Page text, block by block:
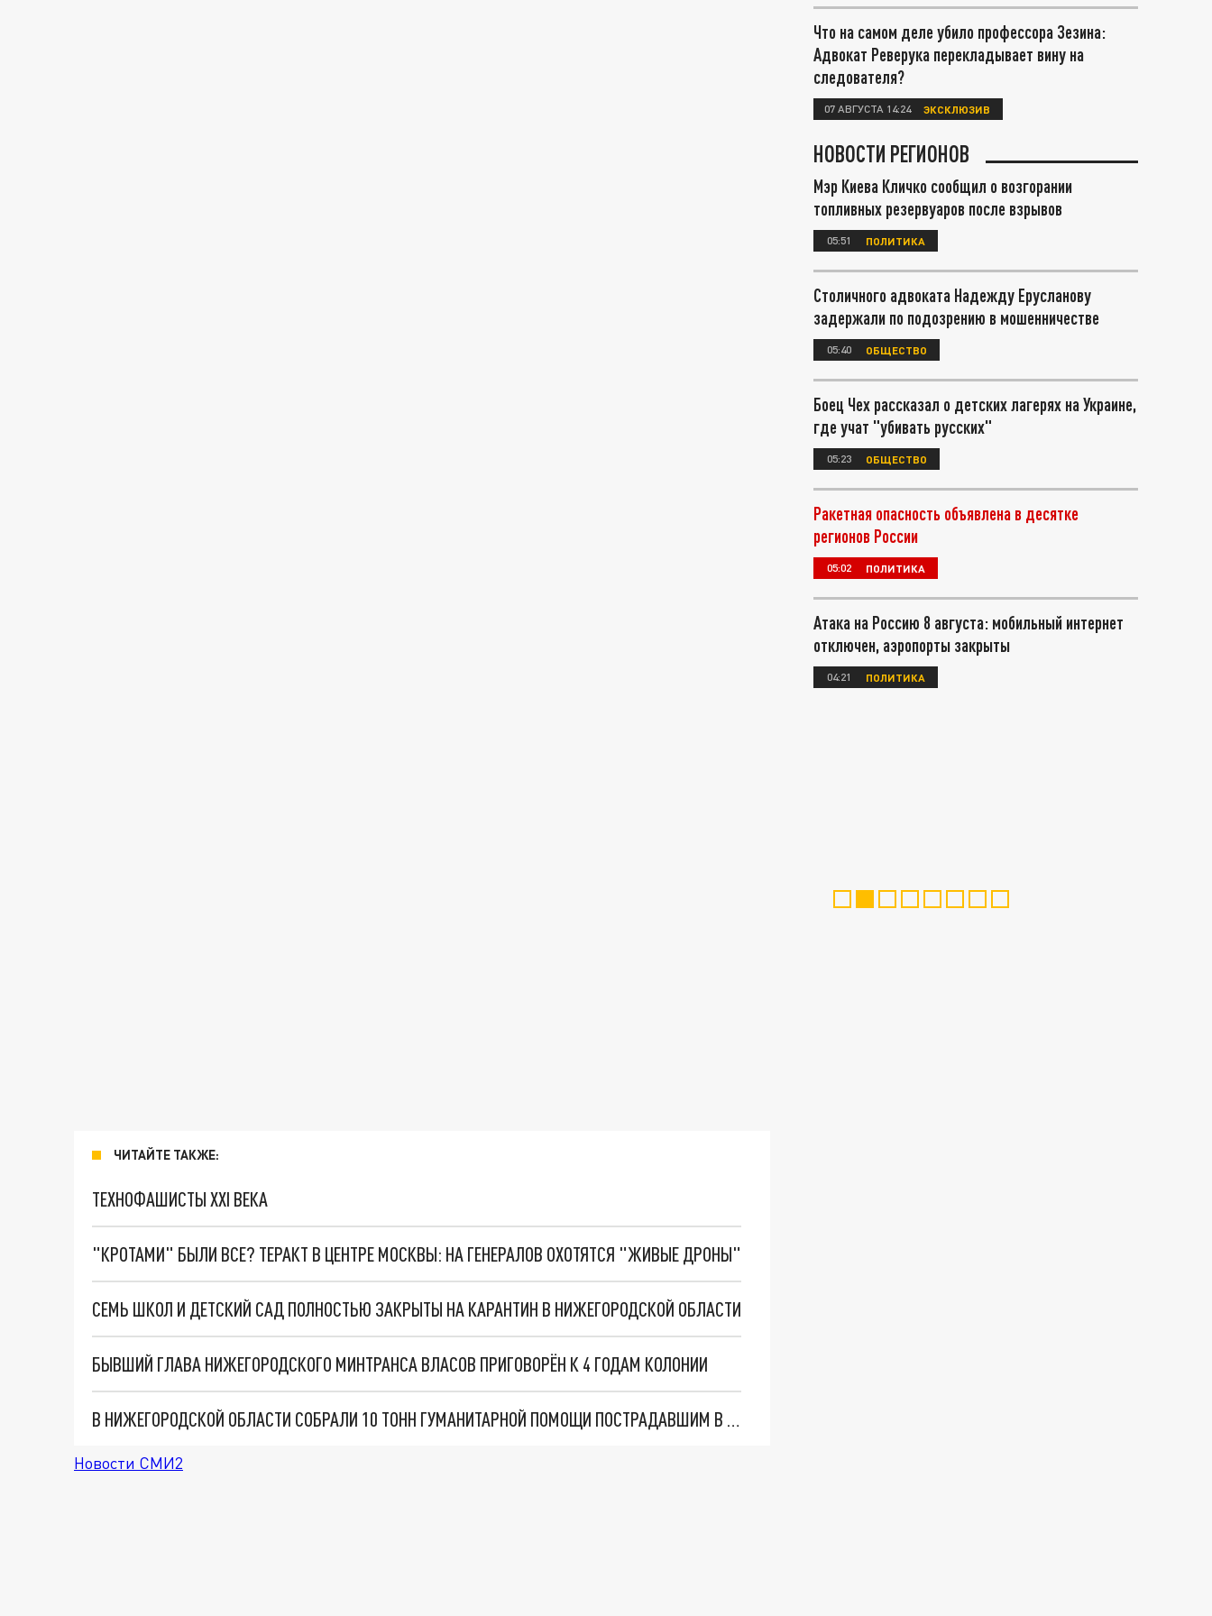
ЧИТАЙТЕ ТАКЖЕ:
ТЕХНОФАШИСТЫ XXI ВЕКА
"КРОТАМИ" БЫЛИ ВСЕ? ТЕРАКТ В ЦЕНТРЕ МОСКВЫ: НА ГЕНЕРАЛОВ ОХОТЯТСЯ "ЖИВЫЕ ДРОНЫ"
СЕМЬ ШКОЛ И ДЕТСКИЙ САД ПОЛНОСТЬЮ ЗАКРЫТЫ НА КАРАНТИН В НИЖЕГОРОДСКОЙ ОБЛАСТИ
БЫВШИЙ ГЛАВА НИЖЕГОРОДСКОГО МИНТРАНСА ВЛАСОВ ПРИГОВОРЁН К 4 ГОДАМ КОЛОНИИ
В НИЖЕГОРОДСКОЙ ОБЛАСТИ СОБРАЛИ 10 ТОНН ГУМАНИТАРНОЙ ПОМОЩИ ПОСТРАДАВШИМ В ТУРЦИИ
Новости СМИ2
Что на самом деле убило профессора Зезина:
Адвокат Реверука перекладывает вину на
следователя?
07 АВГУСТА 14:24 ЭКСКЛЮЗИВ
НОВОСТИ РЕГИОНОВ
Мэр Киева Кличко сообщил о возгорании
топливных резервуаров после взрывов
05:51 ПОЛИТИКА
Столичного адвоката Надежду Ерусланову
задержали по подозрению в мошенничестве
05:40 ОБЩЕСТВО
Боец Чех рассказал о детских лагерях на Украине,
где учат "убивать русских"
05:23 ОБЩЕСТВО
Ракетная опасность объявлена в десятке
регионов России
05:02 ПОЛИТИКА
Атака на Россию 8 августа: мобильный интернет
отключен, аэропорты закрыты
04:21 ПОЛИТИКА